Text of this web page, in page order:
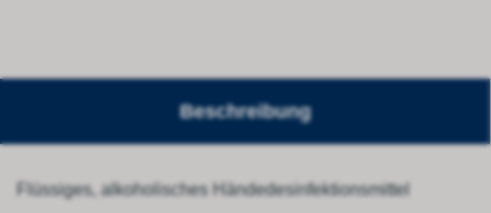
Beschreibung
Flüssiges, alkoholisches Händedesinfektionsmittel